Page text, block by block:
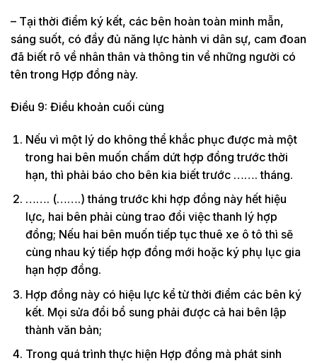
– Tại thời điểm ký kết, các bên hoàn toàn minh mẫn,
sáng suốt, có đầy đủ năng lực hành vi dân sự, cam đoan
đã biết rõ về nhân thân và thông tin về những người có
tên trong Hợp đồng này.
Điều 9: Điều khoản cuối cùng
Nếu vì một lý do không thể khắc phục được mà một
trong hai bên muốn chấm dứt hợp đồng trước thời
hạn, thì phải báo cho bên kia biết trước ……. tháng.
……. (…….) tháng trước khi hợp đồng này hết hiệu
lực, hai bên phải cùng trao đổi việc thanh lý hợp
đồng; Nếu hai bên muốn tiếp tục thuê xe ô tô thì sẽ
cùng nhau ký tiếp hợp đồng mới hoặc ký phụ lục gia
hạn hợp đồng.
Hợp đồng này có hiệu lực kể từ thời điểm các bên ký
kết. Mọi sửa đổi bổ sung phải được cả hai bên lập
thành văn bản;
Trong quá trình thực hiện Hợp đồng mà phát sinh